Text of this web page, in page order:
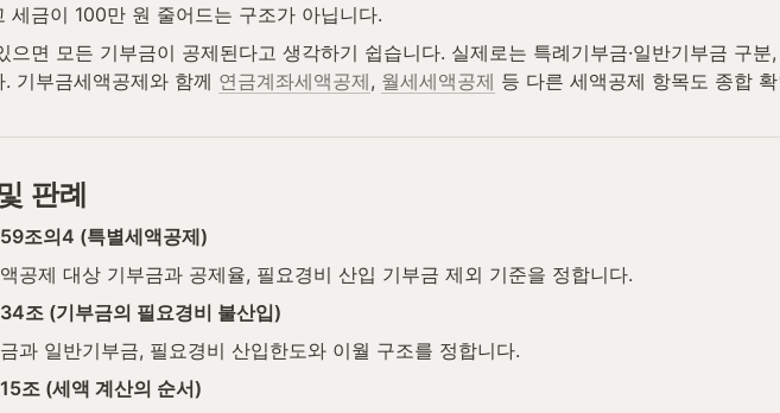
세금이 100만 원 줄어드는 구조가 아닙니다.
으면 모든 기부금이 공제된다고 생각하기 쉽습니다. 실제로는 특례기부금·일반기부금 구
기부금세액공제와 함께 연금계좌세액공제, 월세세액공제 등 다른 세액공제 항목도 종합
판례
조의4 (특별세액공제)
공제 대상 기부금과 공제율, 필요경비 산입 기부금 제외 기준을 정합니다.
조 (기부금의 필요경비 불산입)
과 일반기부금, 필요경비 산입한도와 이월 구조를 정합니다.
조 (세액 계산의 순서)